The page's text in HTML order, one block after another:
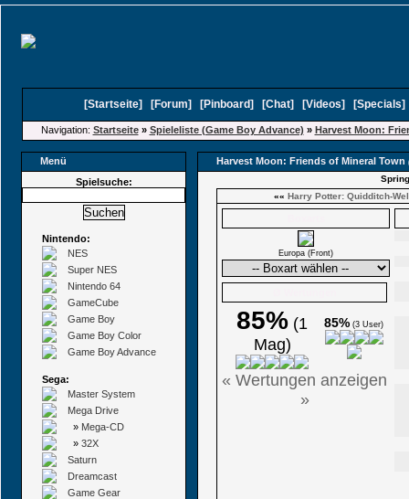
[Startseite] [Forum] [Pinboard] [Chat] [Videos] [Specials
Navigation: Startseite» Spieleliste (Game Boy Advance) » Harvest Moon:
Menü Harvest Moon: Friends of Mineral Town
Spielsuche:
Nintendo:
NES
Super NES
Nintendo 64
GameCube
Game Boy
Game Boy Color
Game Boy Advance
Sega:
Master System
Mega Drive
» Mega-CD
» 32X
Saturn
Dreamcast
Game Gear
«« Harry Potter: Quidditch-
Europa (Front)
85% (1
Mag)
85% (3 User)
« Wertungen anzeigen
»